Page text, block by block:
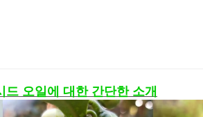
오일에 대한 간단한 소개